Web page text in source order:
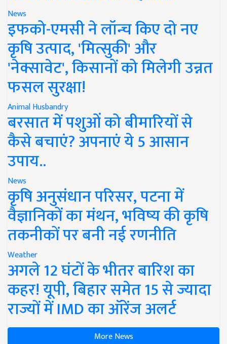
News
इफको-एमसी ने लॉन्च किए दो नए
कृषि उत्पाद, 'मित्सुकी' और
'नेक्सावेट', किसानों को मिलेगी उन्नत
फसल सुरक्षा!
Animal Husbandry
बरसात में पशुओं को बीमारियों से
कैसे बचाएं? अपनाएं ये 5 आसान
उपाय..
News
कृषि अनुसंधान परिसर, पटना में
वैज्ञानिकों का मंथन, भविष्य की कृषि
तकनीकों पर बनी नई रणनीति
Weather
अगले 12 घंटों के भीतर बारिश का
कहर! यूपी, बिहार समेत 15 से ज्यादा
राज्यों में IMD का ऑरेंज अलर्ट
More News